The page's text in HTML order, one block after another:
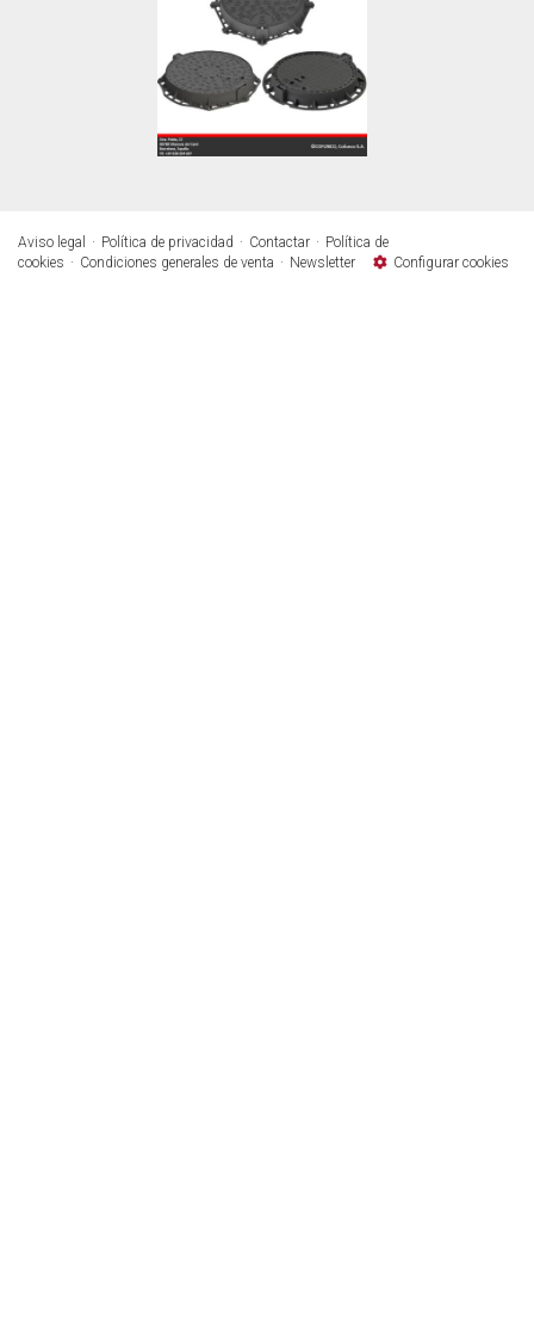
Aviso legal Política de privacidad Contactar
Política de
cookies
Condiciones generales de venta Newsletter Configurar cookies